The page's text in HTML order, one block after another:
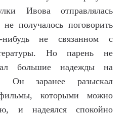
Ивова отправлялась
получалось поговорить
не связанном с
Но парень не
большие надежды на
Он заранее разыскал
которыми можно
и надеялся спокойно